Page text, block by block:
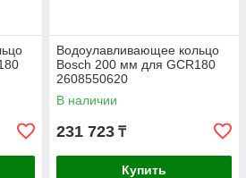
Водоулавливающее кольцо
Bosch 200 мм для GCR180
2608550620
В наличии
231 723 ₸
Купить